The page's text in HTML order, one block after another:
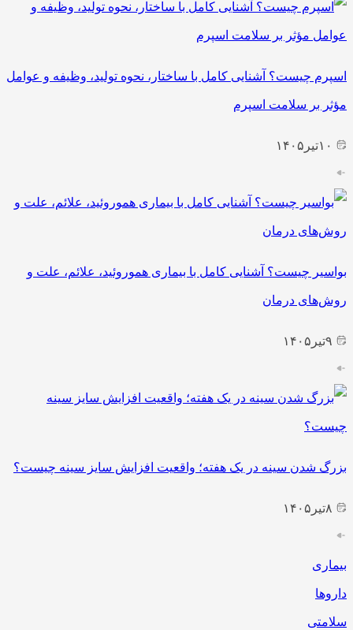
اسپرم چیست؟ آشنایی کامل با ساختار، نحوه تولید، وظیفه و عوامل
مؤثر بر سلامت اسپرم
۱۰تیر ۱۴۰۵
بواسیر چیست؟ آشنایی کامل با بیماری هموروئید، علائم، علت و
روش‌های درمان
۹تیر ۱۴۰۵
بزرگ شدن سینه در یک هفته؛ واقعیت افزایش سایز سینه چیست؟
۸تیر ۱۴۰۵
بیماری
داروها
سلامتی